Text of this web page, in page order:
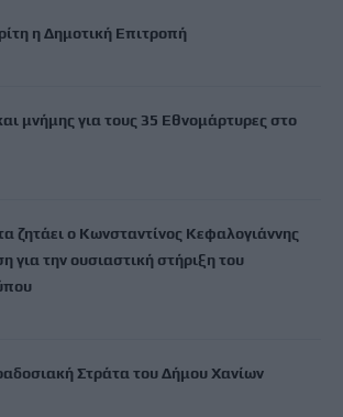
η Δημοτική Επιτροπή
μνήμης για τους 35 Εθνομάρτυρες στο
ζητάει ο Κωνσταντίνος Κεφαλογιάννης
για την ουσιαστική στήριξη του
Στράτα του Δήμου Χανίων